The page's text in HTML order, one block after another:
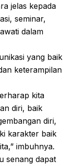
jelas kepada
seminar,
dalam
yang baik
keterampilan
kita
diri, baik
diri,
karakter baik
imbuhnya.
senang dapat